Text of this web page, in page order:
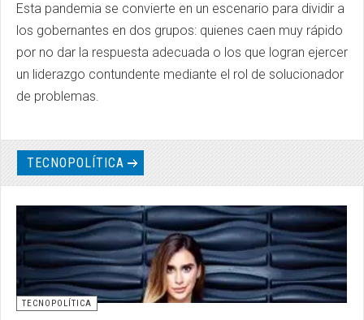
Esta pandemia se convierte en un escenario para dividir a
los gobernantes en dos grupos: quienes caen muy rápido
por no dar la respuesta adecuada o los que logran ejercer
un liderazgo contundente mediante el rol de solucionador
de problemas.
TECNOPOLÍTICA
TECNOPOLÍTICA